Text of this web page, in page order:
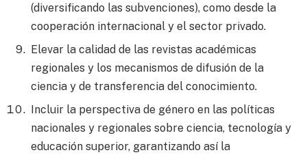
(diversificando las subvenciones), como desde la
cooperación internacional y el sector privado.
Elevar la calidad de las revistas académicas
regionales y los mecanismos de difusión de la
ciencia y de transferencia del conocimiento.
Incluir la perspectiva de género en las políticas
nacionales y regionales sobre ciencia, tecnología y
educación superior, garantizando así la